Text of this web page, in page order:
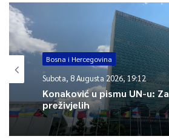
usporiti ali da neće zaustaviti rad ni ove
Vlade KS, zaključio je Okerić
0
Article Rating
Bosna i Hercegovina
Subota, 8 Augusta 2026, 19:12
Konaković u pismu UN-u:
preživjelih